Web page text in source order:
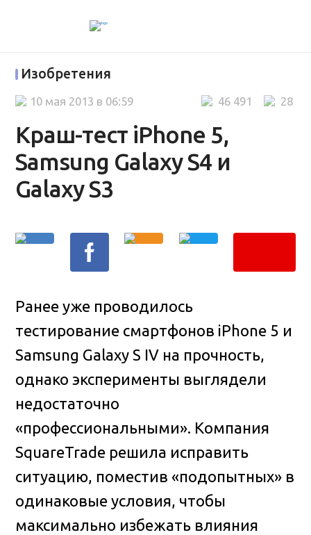
Изобретения
Краш-тест iPhone 5,
Samsung Galaxy S4 и
Galaxy S3
28
46 491
10 мая 2013 в 06:59
Ранее уже проводилось
тестирование смартфонов iPhone 5 и
Samsung Galaxy S IV на прочность,
однако эксперименты выглядели
недостаточно
«профессиональными». Компания
SquareTrade решила исправить
ситуацию, поместив «подопытных» в
одинаковые условия, чтобы
максимально избежать влияния